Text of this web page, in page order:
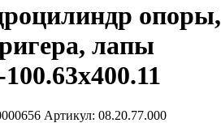
опоры,
лапы
Артикул: 08.20.77.000